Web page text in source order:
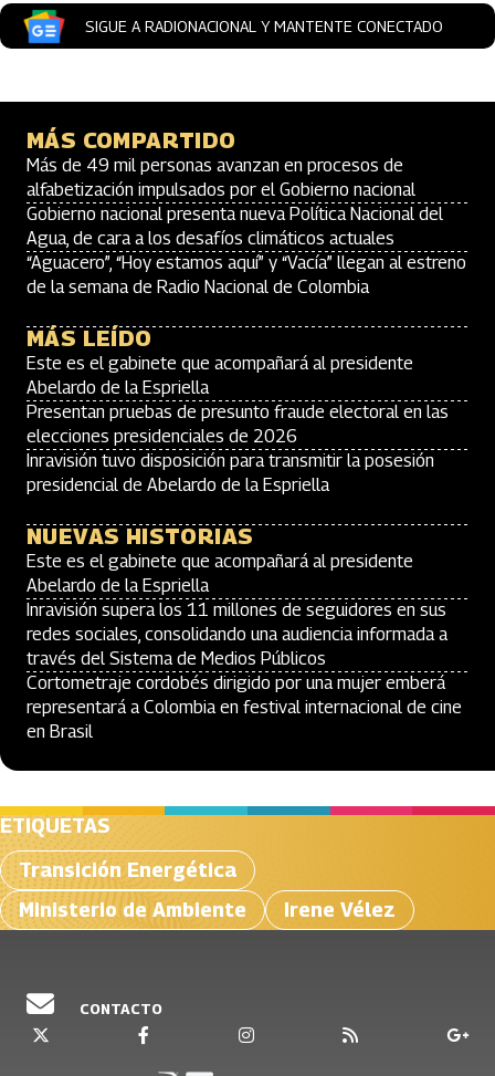
SIGUE A RADIONACIONAL Y MANTENTE CONECTADO
MÁS COMPARTIDO
Más de 49 mil personas avanzan en procesos de
alfabetización impulsados por el Gobierno nacional
Gobierno nacional presenta nueva Política Nacional del
Agua, de cara a los desafíos climáticos actuales
“Aguacero”, “Hoy estamos aquí” y “Vacía” llegan al estreno
de la semana de Radio Nacional de Colombia
MÁS LEÍDO
Este es el gabinete que acompañará al presidente
Abelardo de la Espriella
Presentan pruebas de presunto fraude electoral en las
elecciones presidenciales de 2026
Inravisión tuvo disposición para transmitir la posesión
presidencial de Abelardo de la Espriella
NUEVAS HISTORIAS
Este es el gabinete que acompañará al presidente
Abelardo de la Espriella
Inravisión supera los 11 millones de seguidores en sus
redes sociales, consolidando una audiencia informada a
través del Sistema de Medios Públicos
Cortometraje cordobés dirigido por una mujer emberá
representará a Colombia en festival internacional de cine
en Brasil
ETIQUETAS
Transición Energética
Ministerio de Ambiente
Irene Vélez
CONTACTO